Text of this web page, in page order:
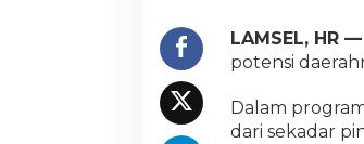
LAMSEL, HR —
potensi
Dalam
dari sekadar